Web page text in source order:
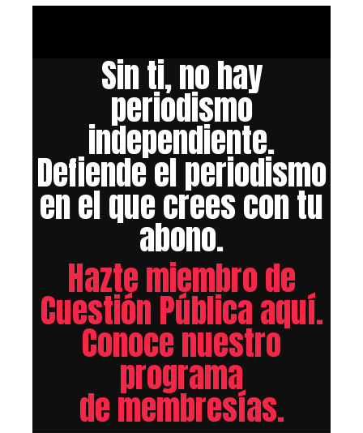
Sin ti, no hay
periodismo
independiente.
Defiende el periodismo
en el que crees con tu
abono.
Hazte miembro de
Cuestión Pública aquí.
Conoce nuestro
programa
de membresías.